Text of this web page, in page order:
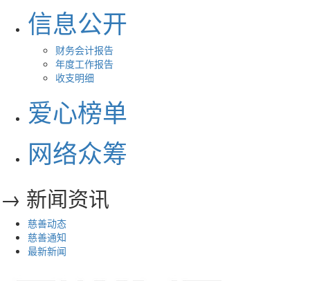
信息公开
财务会计报告
年度工作报告
收支明细
爱心榜单
网络众筹
→ 新闻资讯
慈善动态
慈善通知
最新新闻